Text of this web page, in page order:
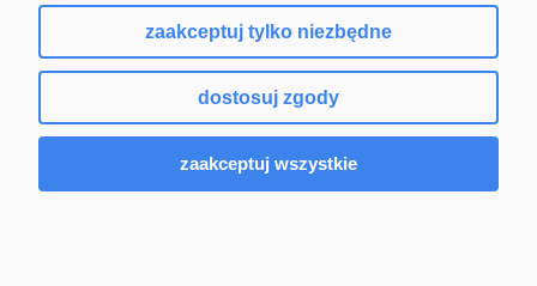
Hurtownia kosmetyczna online – Beauty Zone SHOP
Znajdziesz u nas produkty do stylizacji brwi, rzęs i paznokci: żele, lampy,
akcesoria i pędzle.
Sklep internetowy Shoper.pl
zaakceptuj tylko niezbędne
dostosuj zgody
zaakceptuj wszystkie